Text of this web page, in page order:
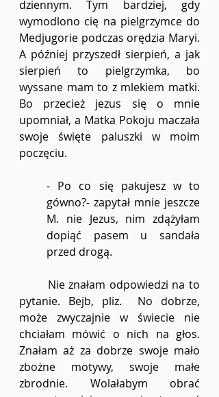
dziennym. Tym bardziej, gdy
wymodlono cię na pielgrzymce do
Medjugorie podczas orędzia Maryi.
A później przyszedł sierpień, a jak
sierpień to pielgrzymka, bo
wyssane mam to z mlekiem matki.
Bo przecież jezus się o mnie
upomniał, a Matka Pokoju maczała
swoje święte paluszki w moim
poczęciu.
- Po co się pakujesz w to
gówno?- zapytał mnie jeszcze
M. nie Jezus, nim zdążyłam
dopiąć pasem u sandała
przed drogą.
pytanie. Bejb, pliz.  No dobrze,
może zwyczajnie w świecie nie
chciałam mówić o nich na głos.
Znałam aż za dobrze swoje mało
zbożne motywy, swoje małe
zbrodnie. Wolałabym obrać